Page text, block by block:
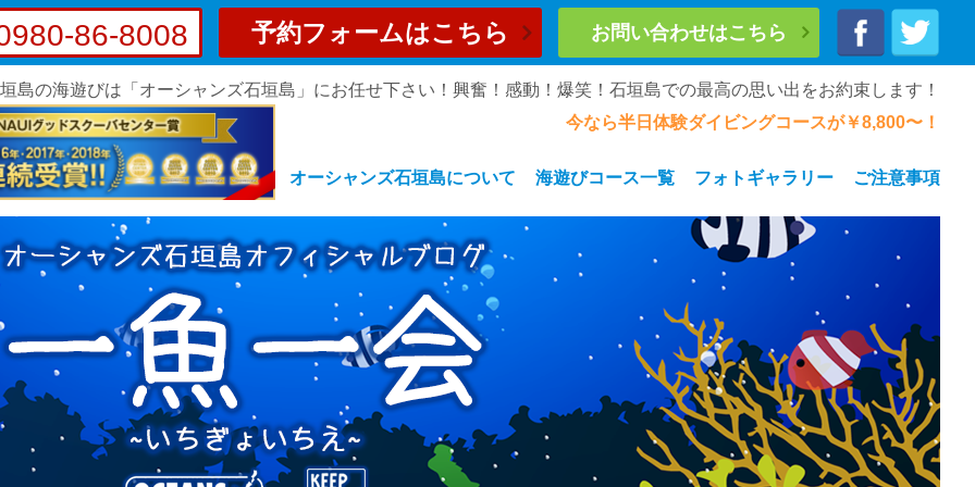
86-8008 予約フォームはこちら お問い合わせはこちら
島の海遊びは「オーシャンズ石垣島」にお任せ下さい！興奮！感動！爆笑！石垣島での最高の思い出をお約束します！
今なら半日体験ダイビングコースが￥8,800〜！
オーシャンズ石垣島について 海遊びコース一覧 フォトギャラリー ご注意事項